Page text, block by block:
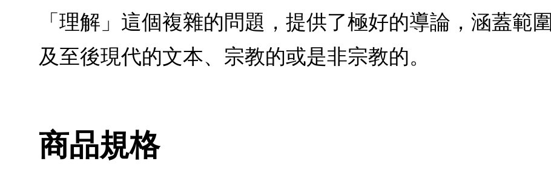
「理解」這個複雜的問題，提供了極好的導論，涵蓋範
及至後現代的文本、宗教的或是非宗教的。
商品規格